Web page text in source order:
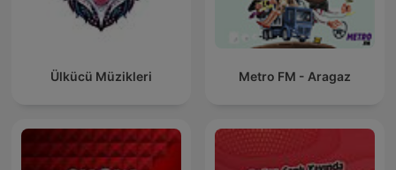
Ülkücü Müzikleri Metro FM - Aragaz